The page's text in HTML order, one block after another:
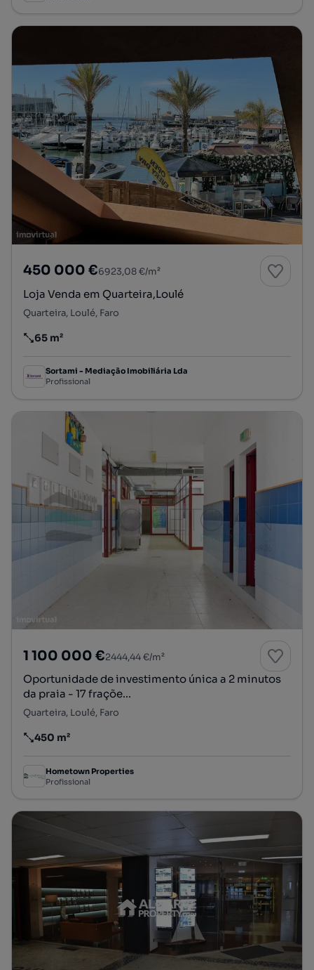
450 000 €6923,08 €/m²
Loja Venda em Quarteira,Loulé
Quarteira, Loulé, Faro
Preço por metro quadrado
65 m²
Sortami - Mediação Imobiliária Lda
Profissional
1 100 000 €2444,44 €/m²
Oportunidade de investimento única a 2 minutos
da praia - 17 fraçõe...
Quarteira, Loulé, Faro
Preço por metro quadrado
450 m²
Hometown Properties
Profissional